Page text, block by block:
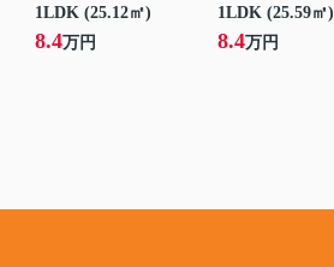
1LDK (25.12㎡)
8.4万円
1LDK (25.59㎡)
8.4万円